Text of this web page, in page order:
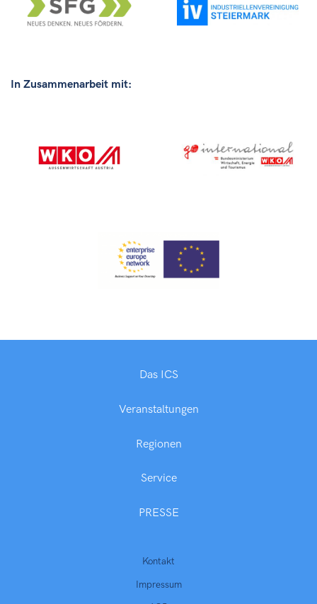
In Zusammenarbeit mit:
Das ICS
Veranstaltungen
Regionen
Service
PRESSE
Kontakt
Impressum